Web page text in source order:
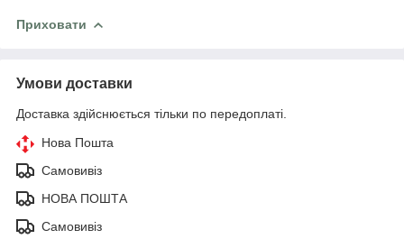
Приховати
Умови доставки
Доставка здійснюється тільки по передоплаті.
Нова Пошта
Самовивіз
НОВА ПОШТА
Самовивіз